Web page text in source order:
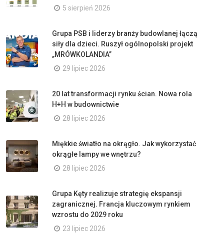
5 sierpień 2026
Grupa PSB i liderzy branży budowlanej łączą
siły dla dzieci. Ruszył ogólnopolski projekt
„MRÓWKOLANDIA”
29 lipiec 2026
20 lat transformacji rynku ścian. Nowa rola
H+H w budownictwie
28 lipiec 2026
Miękkie światło na okrągło. Jak wykorzystać
okrągłe lampy we wnętrzu?
28 lipiec 2026
Grupa Kęty realizuje strategię ekspansji
zagranicznej. Francja kluczowym rynkiem
wzrostu do 2029 roku
23 lipiec 2026